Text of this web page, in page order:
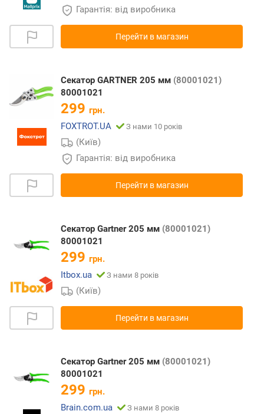
Гарантія: від виробника
Перейти в магазин
Секатор GARTNER 205 мм (80001021)
80001021
299 грн.
FOXTROT.UA
З нами 10 років
(Київ)
Гарантія: від виробника
Перейти в магазин
Секатор Gartner 205 мм (80001021)
80001021
299 грн.
Itbox.ua
З нами 8 років
(Київ)
Перейти в магазин
Секатор Gartner 205 мм (80001021)
80001021
299 грн.
Brain.com.ua
З нами 8 років